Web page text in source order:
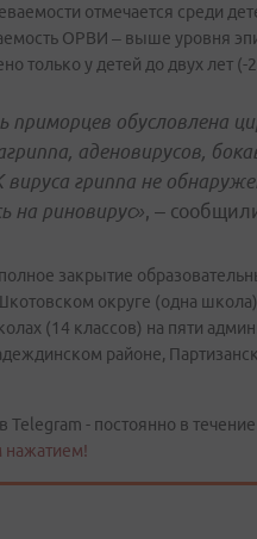
отмечается среди
ОРВИ – выше уровня
только у детей до двух лет (-
приморцев обусловлена
аденовирусов,
вируса гриппа не
на риновирус», –
закрытие
округе (одна
(14 классов) на пяти
районе,
Telegram - постоянно в
нажатием!